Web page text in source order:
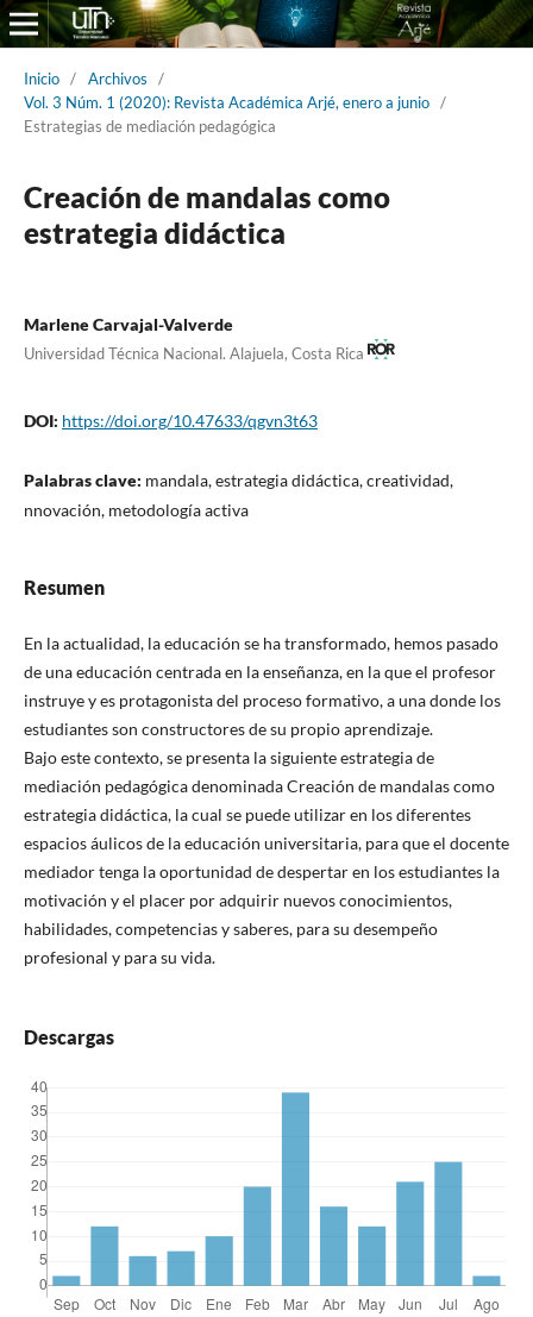
Inicio / Archivos
/
Vol. 3 Núm. 1 (2020): Revista Académica Arjé, enero a junio /
Estrategias de mediación pedagógica
Creación de mandalas como
estrategia didáctica
Marlene Carvajal-Valverde
Universidad Técnica Nacional. Alajuela, Costa Rica
DOI: https://doi.org/10.47633/qgvn3t63
Palabras clave: mandala, estrategia didáctica, creatividad,
nnovación, metodología activa
Resumen
En la actualidad, la educación se ha transformado, hemos pasado
de una educación centrada en la enseñanza, en la que el profesor
instruye y es protagonista del proceso formativo, a una donde los
estudiantes son constructores de su propio aprendizaje.
Bajo este contexto, se presenta la siguiente estrategia de
mediación pedagógica denominada Creación de mandalas como
estrategia didáctica, la cual se puede utilizar en los diferentes
espacios áulicos de la educación universitaria, para que el docente
mediador tenga la oportunidad de despertar en los estudiantes la
motivación y el placer por adquirir nuevos conocimientos,
habilidades, competencias y saberes, para su desempeño
profesional y para su vida.
Descargas